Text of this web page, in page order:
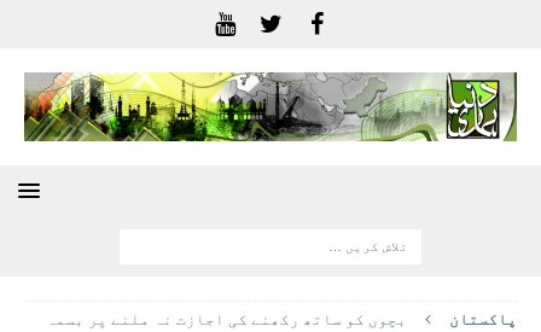
پاکستان
بچوں کو ساتھ رکھنے کی اجازت نہ ملنے پر بسمہ